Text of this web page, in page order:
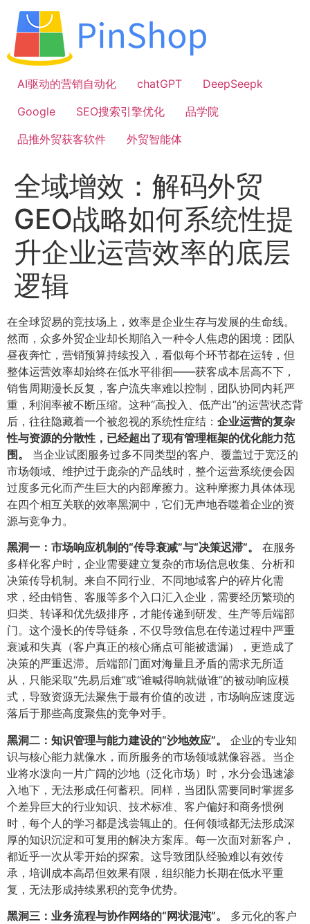
容
AI驱动的营销自动化
chatGPT
DeepSeepk
Google
SEO搜索引擎优化
品学院
品推外贸获客软件
外贸智能体
全域增效：解码外贸
GEO战略如何系统性提
升企业运营效率的底层
逻辑
在全球贸易的竞技场上，效率是企业生存与发展的生命线。
然而，众多外贸企业却长期陷入一种令人焦虑的困境：团队
昼夜奔忙，营销预算持续投入，看似每个环节都在运转，但
整体运营效率却始终在低水平徘徊——获客成本居高不下，
销售周期漫长反复，客户流失率难以控制，团队协同内耗严
重，利润率被不断压缩。这种“高投入、低产出”的运营状态背
后，往往隐藏着一个被忽视的系统性症结：​ 企业运营的复杂
性与资源的分散性，已经超出了现有管理框架的优化能力范
围。​
当企业试图服务过多不同类型的客户、覆盖过于宽泛的
市场领域、维护过于庞杂的产品线时，整个运营系统便会因
过度多元化而产生巨大的内部摩擦力。这种摩擦力具体体现
在四个相互关联的效率黑洞中，它们无声地吞噬着企业的资
源与竞争力。
黑洞一：市场响应机制的“传导衰减”与“决策迟滞”。​
在服务
多样化客户时，企业需要建立复杂的市场信息收集、分析和
决策传导机制。来自不同行业、不同地域客户的碎片化需
求，经由销售、客服等多个入口汇入企业，需要经历繁琐的
归类、转译和优先级排序，才能传递到研发、生产等后端部
门。这个漫长的传导链条，不仅导致信息在传递过程中严重
衰减和失真（客户真正的核心痛点可能被遗漏），更造成了
决策的严重迟滞。后端部门面对海量且矛盾的需求无所适
从，只能采取“先易后难”或“谁喊得响就做谁”的被动响应模
式，导致资源无法聚焦于最有价值的改进，市场响应速度远
落后于那些高度聚焦的竞争对手。
黑洞二：知识管理与能力建设的“沙地效应”。​
企业的专业知
识与核心能力就像水，而所服务的市场领域就像容器。当企
业将水泼向一片广阔的沙地（泛化市场）时，水分会迅速渗
入地下，无法形成任何蓄积。同样，当团队需要同时掌握多
个差异巨大的行业知识、技术标准、客户偏好和商务惯例
时，每个人的学习都是浅尝辄止的。任何领域都无法形成深
厚的知识沉淀和可复用的解决方案库。每一次面对新客户，
都近乎一次从零开始的探索。这导致团队经验难以有效传
承，培训成本高昂但效果有限，组织能力长期在低水平重
复，无法形成持续累积的竞争优势。
黑洞三：业务流程与协作网络的“网状混沌”。​
多元化的客户